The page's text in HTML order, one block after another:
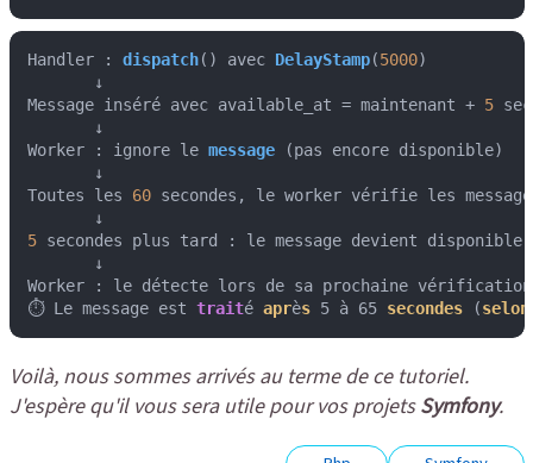
Handler : dispatch() avec DelayStamp(5000)
       ↓
Message inséré avec available_at = maintenant + 5
       ↓
Worker : ignore le message (pas encore disponible)
       ↓
Toutes les 60 secondes, le worker vérifie les
5 secondes plus tard : le message devient disponible
       ↓
Worker : le détecte lors de sa prochaine
⏱️ Le message est traité après 5 à 65 secondes (selon
Voilà, nous sommes arrivés au terme de ce tutoriel.
J'espère qu'il vous sera utile pour vos projetsSymfony.